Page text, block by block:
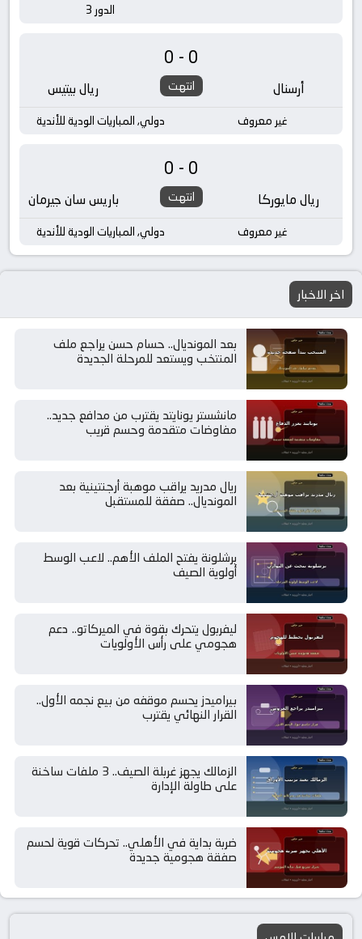
الدور 3
أرسنال
0-0
انتهت ريال بيتيس
غير معروف دولي, المباريات الودية للأندية
ريال مايوركا
0-0
انتهت باريس سان جيرمان
غير معروف دولي, المباريات الودية للأندية
اخر الاخبار
بعد المونديال.. حسام حسن يراجع ملف
المنتخب ويستعد للمرحلة الجديدة
مانشستر يونايتد يقترب من مدافع جديد..
مفاوضات متقدمة وحسم قريب
ريال مدريد يراقب موهبة أرجنتينية بعد
المونديال.. صفقة للمستقبل
برشلونة يفتح الملف الأهم.. لاعب الوسط
أولوية الصيف
ليفربول يتحرك بقوة في الميركاتو.. دعم
هجومي على رأس الأولويات
بيراميدز يحسم موقفه من بيع نجمه الأول..
القرار النهائي يقترب
الزمالك يجهز غربلة الصيف.. 3 ملفات ساخنة
على طاولة الإدارة
ضربة بداية في الأهلي.. تحركات قوية لحسم
صفقة هجومية جديدة